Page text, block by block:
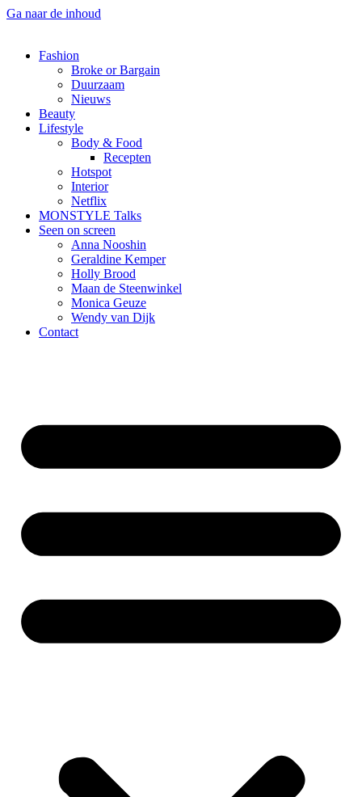
Ga naar de inhoud
Fashion
Broke or Bargain
Duurzaam
Nieuws
Beauty
Lifestyle
Body & Food
Recepten
Hotspot
Interior
Netflix
MONSTYLE Talks
Seen on screen
Anna Nooshin
Geraldine Kemper
Holly Brood
Maan de Steenwinkel
Monica Geuze
Wendy van Dijk
Contact